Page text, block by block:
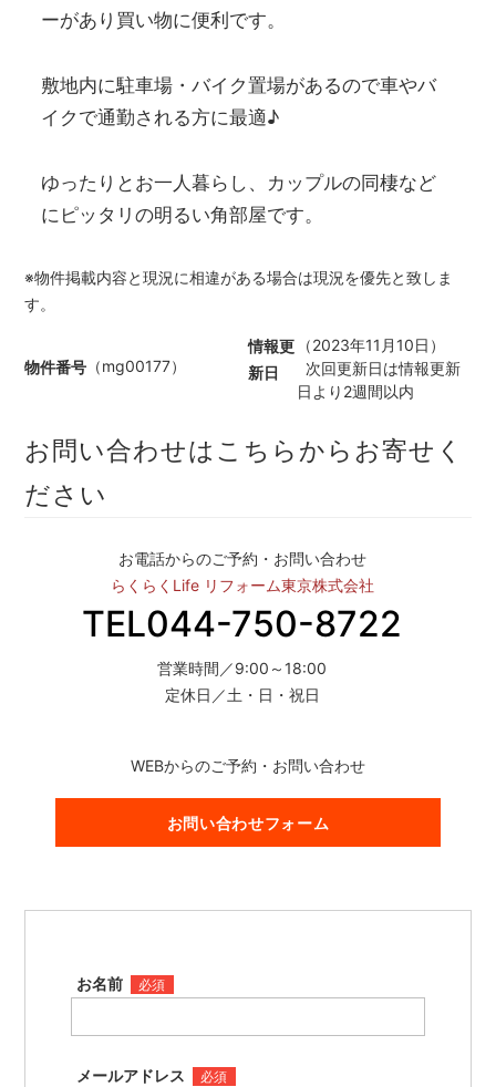
ーがあり買い物に便利です。
敷地内に駐車場・バイク置場があるので車やバ
イクで通勤される方に最適♪
ゆったりとお一人暮らし、カップルの同棲など
にピッタリの明るい角部屋です。
※物件掲載内容と現況に相違がある場合は現況を優先と致しま
す。
物件番号 （mg00177）
情報更
新日
（2023年11月10日）
次回更新日は情報更新
日より2週間以内
お問い合わせはこちらからお寄せく
ださい
お電話からのご予約・お問い合わせ
らくらくLife リフォーム東京株式会社
TEL044-750-8722
営業時間／9:00～18:00
定休日／土・日・祝日
WEBからのご予約・お問い合わせ
お問い合わせフォーム
お名前 必須
メールアドレス 必須